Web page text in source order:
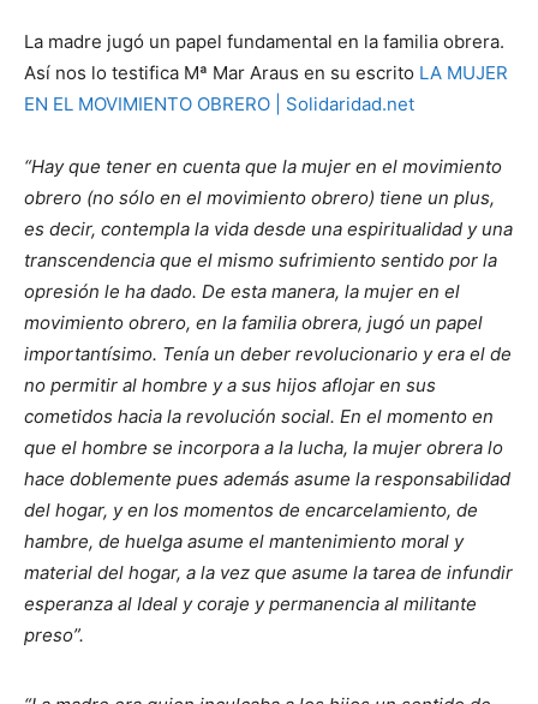
La madre jugó un papel fundamental en la familia obrera.
Así nos lo testifica Mª Mar Araus en su escrito LA MUJER
EN EL MOVIMIENTO OBRERO | Solidaridad.net
“Hay que tener en cuenta que la mujer en el movimiento
obrero (no sólo en el movimiento obrero) tiene un plus,
es decir, contempla la vida desde una espiritualidad y una
transcendencia que el mismo sufrimiento sentido por la
opresión le ha dado. De esta manera, la mujer en el
movimiento obrero, en la familia obrera, jugó un papel
importantísimo. Tenía un deber revolucionario y era el de
no permitir al hombre y a sus hijos aflojar en sus
cometidos hacia la revolución social. En el momento en
que el hombre se incorpora a la lucha, la mujer obrera lo
hace doblemente pues además asume la responsabilidad
del hogar, y en los momentos de encarcelamiento, de
hambre, de huelga asume el mantenimiento moral y
material del hogar, a la vez que asume la tarea de infundir
esperanza al Ideal y coraje y permanencia al militante
preso”.